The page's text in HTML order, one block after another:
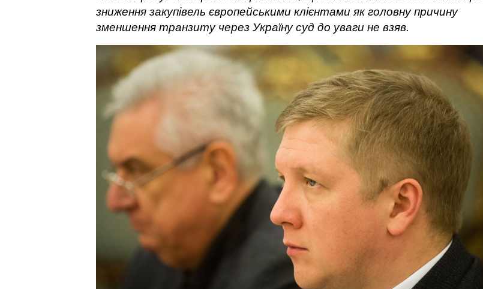
зниження закупівель європейськими клієнтами як головну причину
зменшення транзиту через Україну суд до уваги не взяв.